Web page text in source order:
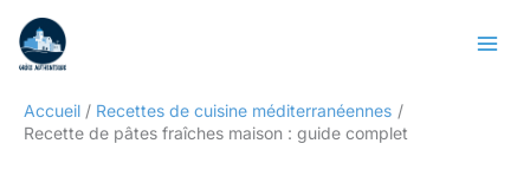
contenu
Accueil
Recettes de cuisine méditerranéennes
Recette de pâtes fraîches maison : guide complet
Rechercher